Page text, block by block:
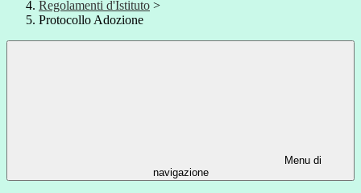
Regolamenti d'Istituto >
Protocollo Adozione
Menu di
navigazione